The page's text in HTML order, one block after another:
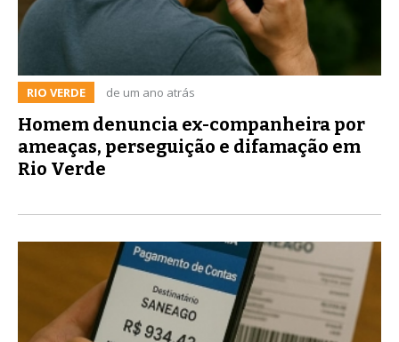
RIO VERDE de um ano atrás
Homem denuncia ex-companheira por
ameaças, perseguição e difamação em
Rio Verde